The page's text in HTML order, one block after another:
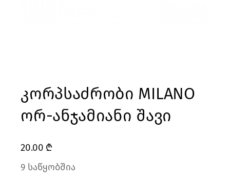
კორპსაძრობი MILANO
ორ-ანჯამიანი შავი
20.00 ₾
9 საწყობშია